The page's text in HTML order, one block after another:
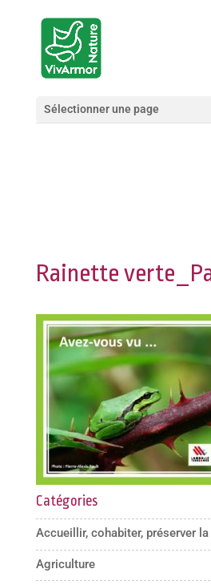
Sélectionner une page
Rainette
Catégories
Accueillir, cohabiter, préserver
Agriculture